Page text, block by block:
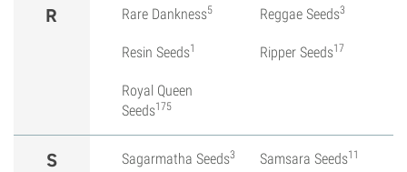
R Rare Dankness5 Reggae Seeds3
Resin Seeds1 Ripper Seeds17
Royal Queen
Seeds175
S Sagarmatha Seeds3 Samsara Seeds11